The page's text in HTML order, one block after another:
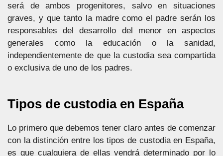
será de ambos progenitores, salvo en situaciones
graves, y que tanto la madre como el padre serán los
responsables del desarrollo del menor en aspectos
generales como la educación o la sanidad,
independientemente de que la custodia sea compartida
o exclusiva de uno de los padres.
Tipos de custodia en España
Lo primero que debemos tener claro antes de comenzar
con la distinción entre los tipos de custodia en España,
es que cualquiera de ellas vendrá determinado por lo